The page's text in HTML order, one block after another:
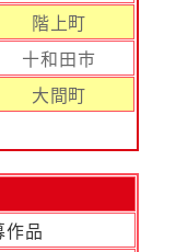
階上町
十和田市
大間町
品